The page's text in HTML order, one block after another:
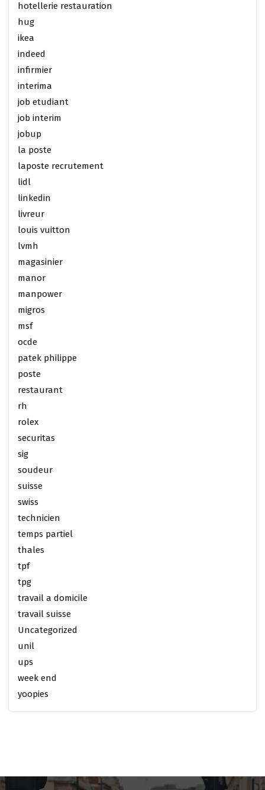
hotellerie restauration
hug
ikea
indeed
infirmier
interima
job etudiant
job interim
jobup
la poste
laposte recrutement
lidl
linkedin
livreur
louis vuitton
lvmh
magasinier
manor
manpower
migros
msf
ocde
patek philippe
poste
restaurant
rh
rolex
securitas
sig
soudeur
suisse
swiss
technicien
temps partiel
thales
tpf
tpg
travail a domicile
travail suisse
Uncategorized
unil
ups
week end
yoopies